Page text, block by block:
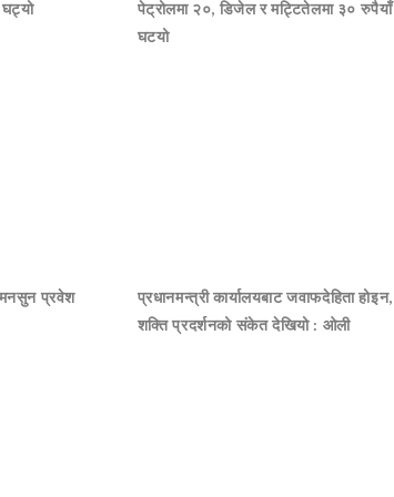
घट्यो
पेट्रोलमा २०, डिजेल र मट्टितेलमा ३० रुपैयाँ
घटयो
मनसुन प्रवेश
प्रधानमन्त्री कार्यालयबाट जवाफदेहिता होइन,
शक्ति प्रदर्शनको संकेत देखियो : ओली